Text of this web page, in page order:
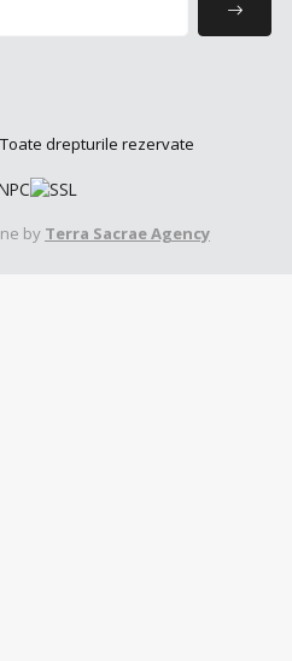
drepturile rezervate
by Terra Sacrae Agency